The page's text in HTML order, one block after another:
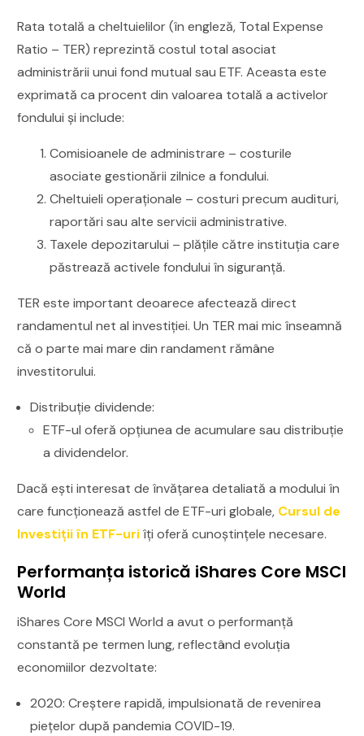
Rata totală a cheltuielilor (în engleză, Total Expense
Ratio – TER) reprezintă costul total asociat
administrării unui fond mutual sau ETF. Aceasta este
exprimată ca procent din valoarea totală a activelor
fondului și include:
Comisioanele de administrare – costurile
asociate gestionării zilnice a fondului.
Cheltuieli operaționale – costuri precum audituri,
raportări sau alte servicii administrative.
Taxele depozitarului – plățile către instituția care
păstrează activele fondului în siguranță.
TER este important deoarece afectează direct
randamentul net al investiției. Un TER mai mic înseamnă
că o parte mai mare din randament rămâne
investitorului.
Distribuție dividende:
ETF-ul oferă opțiunea de acumulare sau distribuție
a dividendelor.
Dacă ești interesat de învățarea detaliată a modului în
care funcționează astfel de ETF-uri globale, Cursul de
Investiții în ETF-uriîți oferă cunoștințele necesare.
Performanța istorică iShares Core MSCI
World
iShares Core MSCI World a avut o performanță
constantă pe termen lung, reflectând evoluția
economiilor dezvoltate:
2020: Creștere rapidă, impulsionată de revenirea
piețelor după pandemia COVID-19.